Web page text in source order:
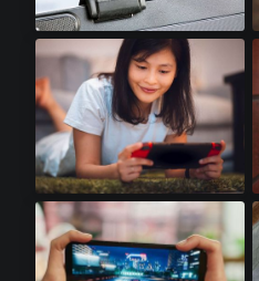
网络摄像头​
掌上游戏机​